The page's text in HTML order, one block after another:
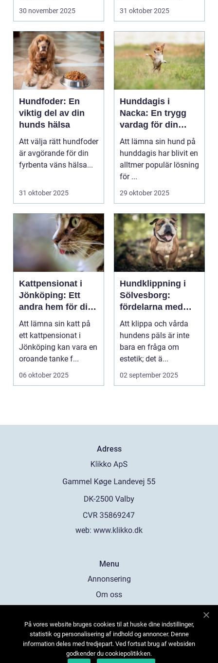
30 november 2025
erbjuder ...
31 oktober 2025
Hundfoder: En
viktig del av din
hunds hälsa
Att välja rätt hundfoder
är avgörande för din
fyrbenta väns hälsa...
31 oktober 2025
Hunddagis i
Nacka: En trygg
vardag för din
fyrbenta vän
Att lämna sin hund på
hunddagis har blivit en
alltmer populär lösning
för ...
29 oktober 2025
Kattpensionat i
Jönköping: Ett
andra hem för din
katt
Att lämna sin katt på
ett kattpensionat i
Jönköping kan vara en
oroande tanke f...
06 oktober 2025
Hundklippning i
Sölvesborg:
fördelarna med
professionell
pälsvård
Att klippa och vårda
hundens päls är inte
bara en fråga om
estetik; det ä...
02 september 2025
Adress
web: www.klikko.dk
Menu
Annonsering
Om oss
Kontakta oss
Sitemap
På vores website bruges cookies til at huske dine indstillinger,
statistik og personalisering af indhold og annoncer. Denne
information deles med tredjepart. Ved fortsat brug af websiden
godkender du cookiepolitikken.